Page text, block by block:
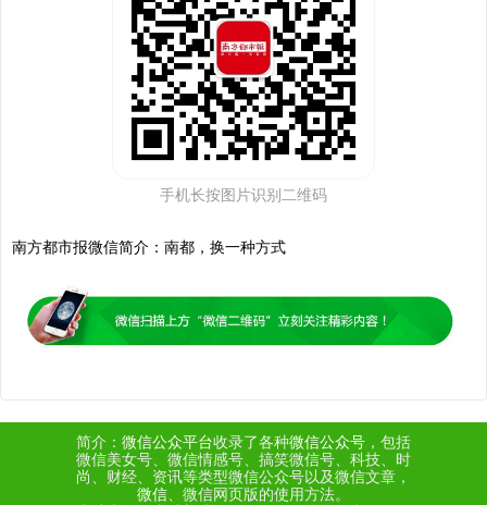
手机长按图片识别二维码
南方都市报微信简介：南都，换一种方式
简介： 微信公众平台收录了各种微信公众号 ，包括
微信美女号、微信情感号、搞笑微信号、科技、时
尚、财经、资讯等类型微信公众号以及微信文章，
微信 、微信网页版的使用方法。